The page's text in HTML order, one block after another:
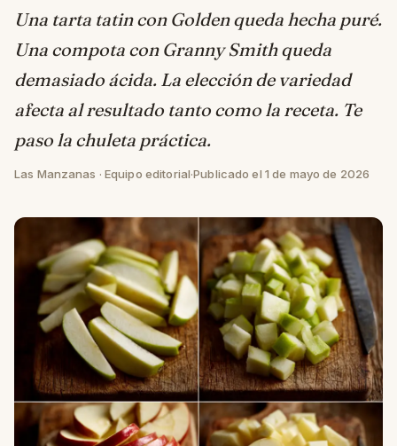
Una tarta tatin con Golden queda hecha puré.
Una compota con Granny Smith queda
demasiado ácida. La elección de variedad
afecta al resultado tanto como la receta. Te
paso la chuleta práctica.
Las Manzanas · Equipo editorial·Publicado el 1 de mayo de 2026